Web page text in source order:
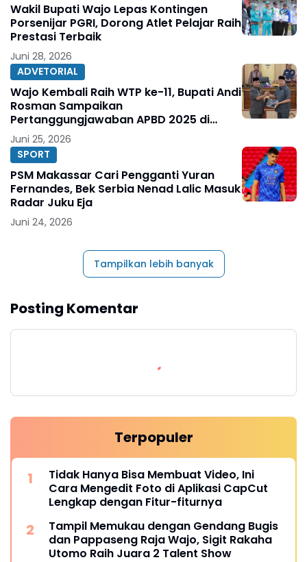
Wakil Bupati Wajo Lepas Kontingen
Porsenijar PGRI, Dorong Atlet Pelajar Raih
Prestasi Terbaik
Juni 28, 2026
ADVETORIAL
Wajo Kembali Raih WTP ke-11, Bupati Andi
Rosman Sampaikan
Pertanggungjawaban APBD 2025 di
DPRD
Juni 25, 2026
SPORT
PSM Makassar Cari Pengganti Yuran
Fernandes, Bek Serbia Nenad Lalic Masuk
Radar Juku Eja
Juni 24, 2026
Tampilkan lebih banyak
Posting Komentar
Terpopuler
Tidak Hanya Bisa Membuat Video, Ini
Cara Mengedit Foto di Aplikasi CapCut
Lengkap dengan Fitur-fiturnya
Tampil Memukau dengan Gendang Bugis
dan Pappaseng Raja Wajo, Sigit Rakaha
Utomo Raih Juara 2 Talent Show